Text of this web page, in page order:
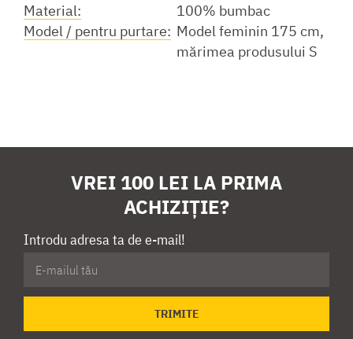
Material:
100% bumbac
Model / pentru purtare: Model feminin 175 cm,
mărimea produsului S
VREI 100 LEI LA PRIMA
ACHIZIȚIE?
Introdu adresa ta de e-mail!
TRIMITE